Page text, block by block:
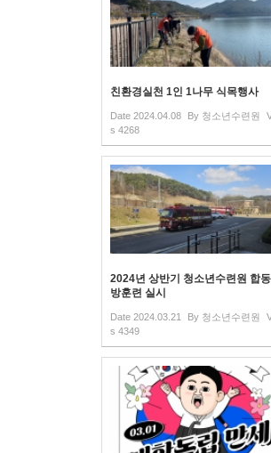
친환경실천 1인 1나무 식목행사
Date 2024.04.08 By 청소년수련원
s 4268
2024년 상반기 청소년수련원 합
방훈련 실시
Date 2024.03.21 By 청소년수련원
s 4349